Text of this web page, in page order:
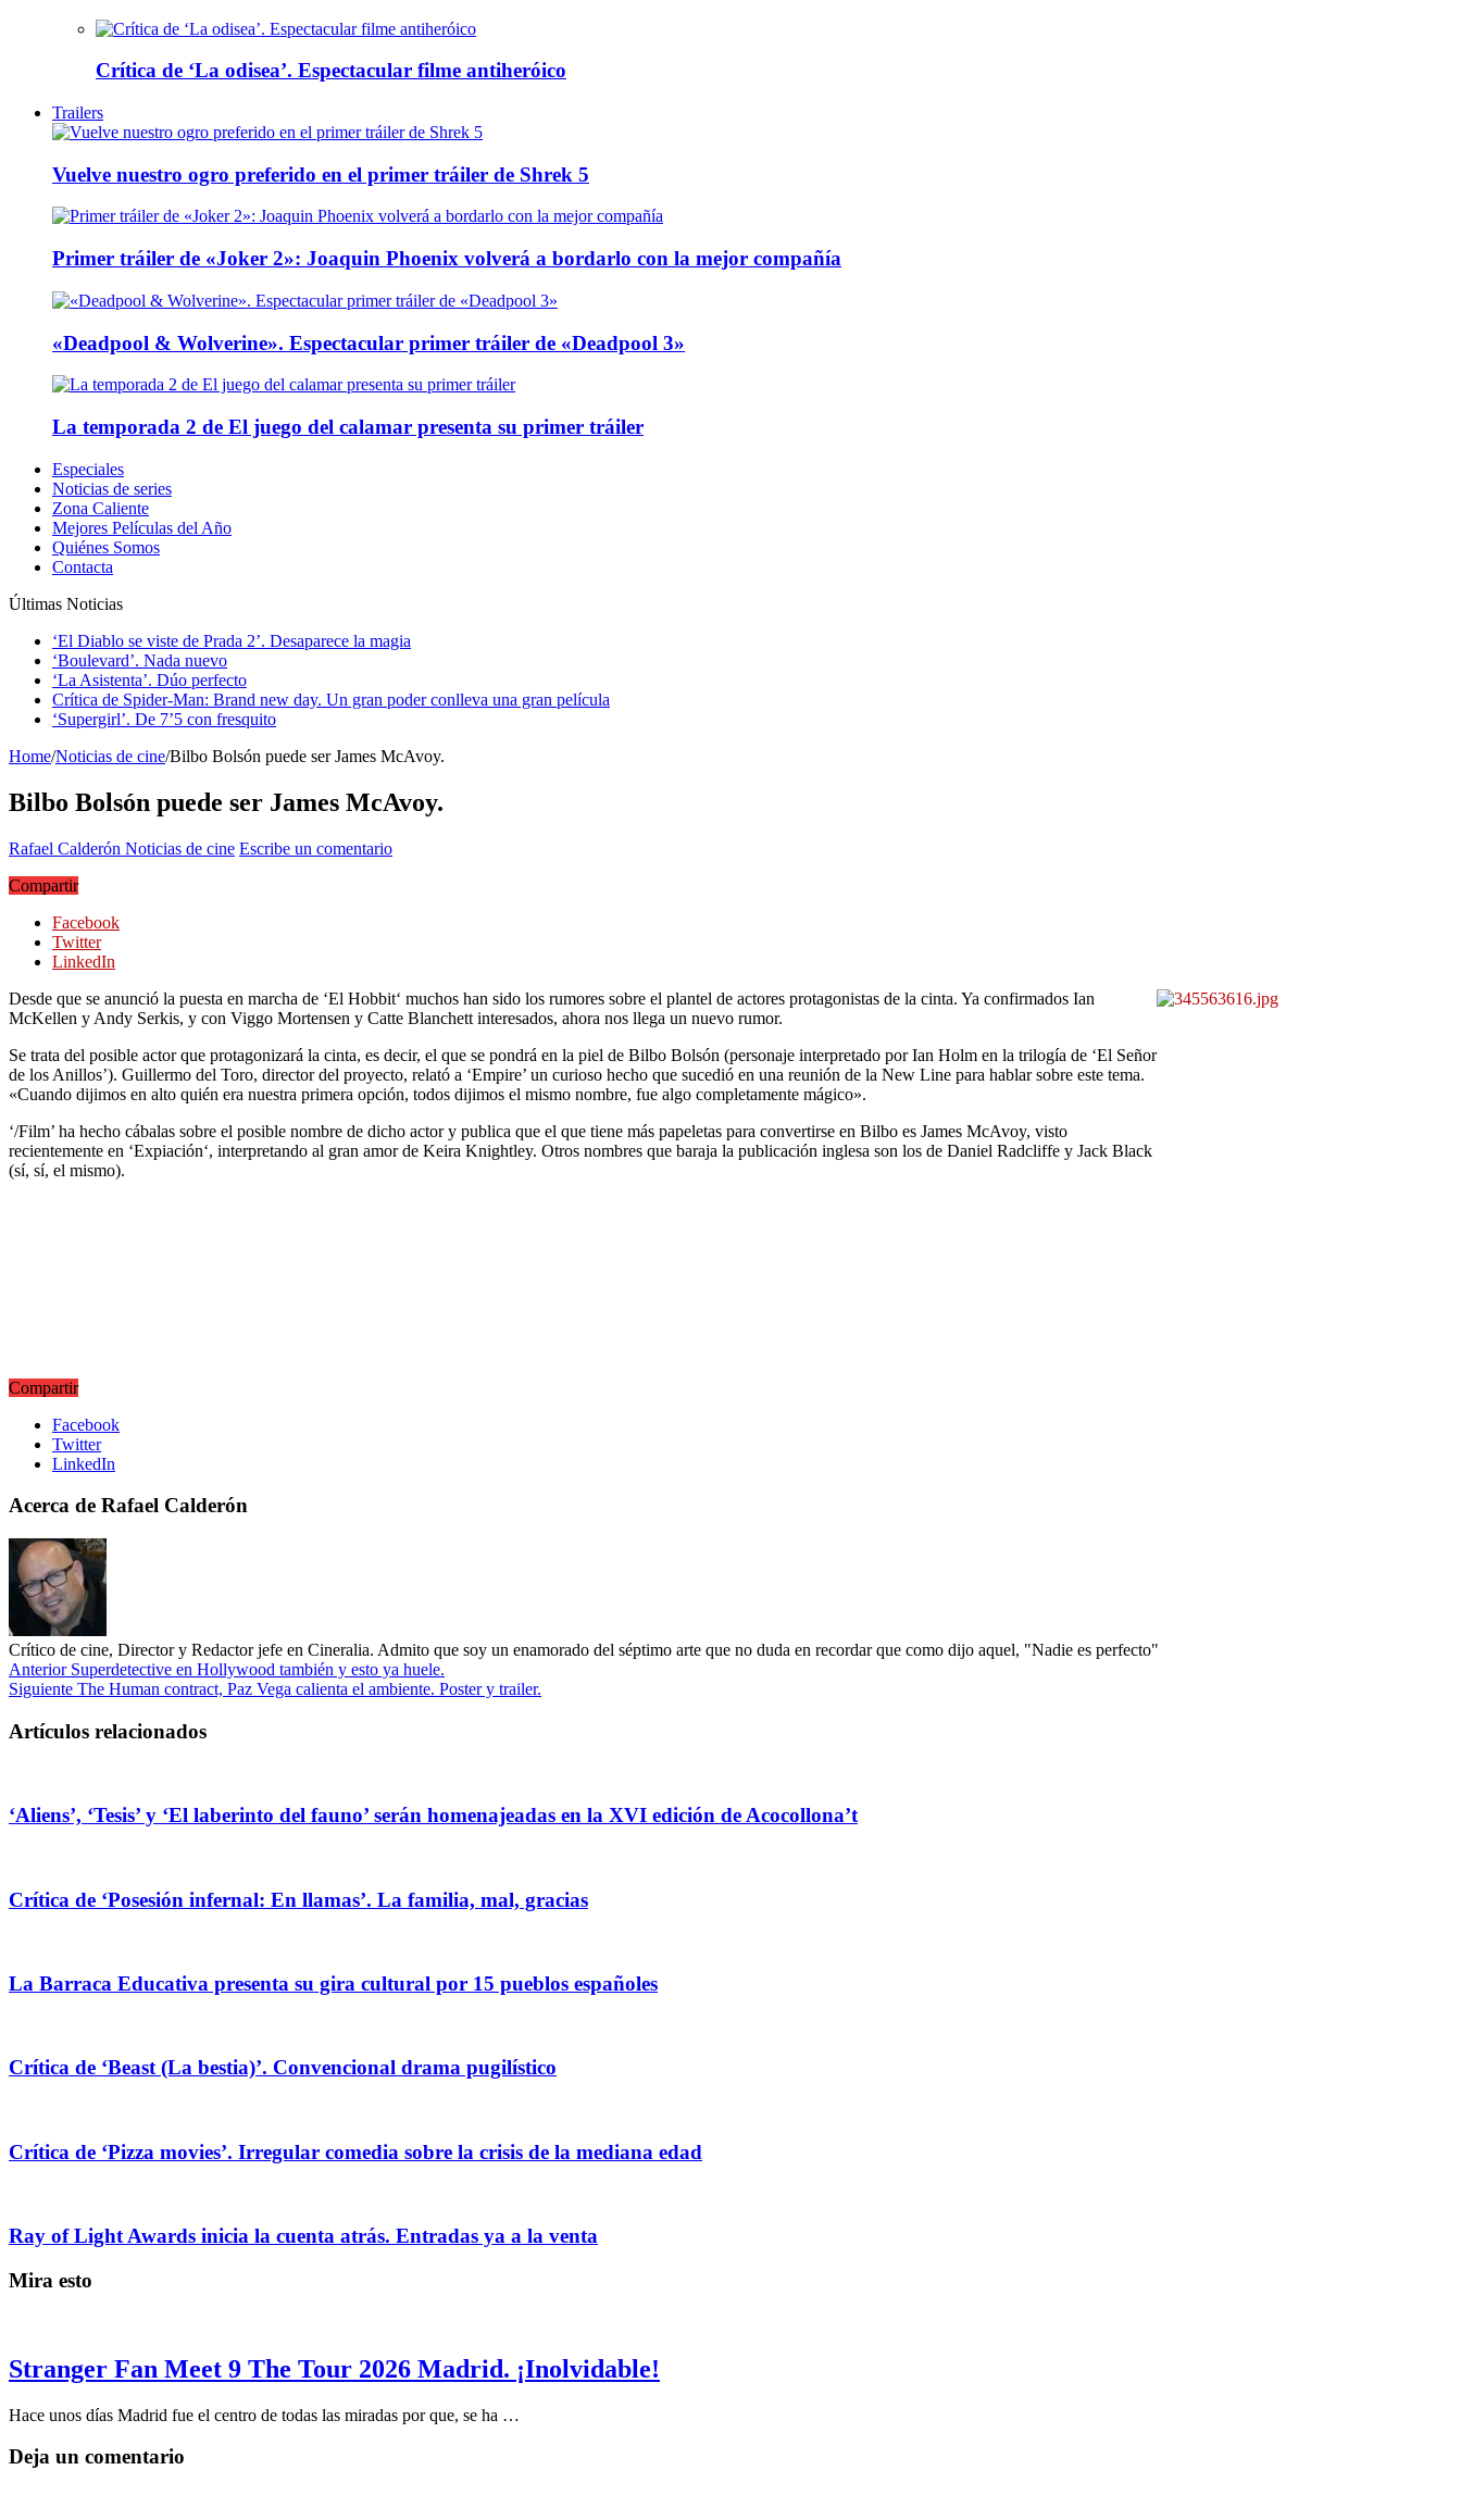
Crítica de ‘La odisea’. Espectacular filme antiheróico
Trailers
Vuelve nuestro ogro preferido en el primer tráiler de Shrek 5
Primer tráiler de «Joker 2»: Joaquin Phoenix volverá a bordarlo con la mejor compañía
«Deadpool & Wolverine». Espectacular primer tráiler de «Deadpool 3»
La temporada 2 de El juego del calamar presenta su primer tráiler
Especiales
Noticias de series
Zona Caliente
Mejores Películas del Año
Quiénes Somos
Contacta
Últimas Noticias
‘El Diablo se viste de Prada 2’. Desaparece la magia
‘Boulevard’. Nada nuevo
‘La Asistenta’. Dúo perfecto
Crítica de Spider-Man: Brand new day. Un gran poder conlleva una gran película
‘Supergirl’. De 7’5 con fresquito
Home/Noticias de cine/Bilbo Bolsón puede ser James McAvoy.
Bilbo Bolsón puede ser James McAvoy.
Rafael Calderón Noticias de cine Escribe un comentario
Compartir
Facebook
Twitter
LinkedIn
Desde que se anunció la puesta en marcha de ‘El Hobbit‘ muchos han sido los rumores sobre el plantel de actores protagonistas de la cinta. Ya confirmados Ian
McKellen y Andy Serkis, y con Viggo Mortensen y Catte Blanchett interesados, ahora nos llega un nuevo rumor.
Se trata del posible actor que protagonizará la cinta, es decir, el que se pondrá en la piel de Bilbo Bolsón (personaje interpretado por Ian Holm en la trilogía de ‘El Señor
de los Anillos’). Guillermo del Toro, director del proyecto, relató a ‘Empire’ un curioso hecho que sucedió en una reunión de la New Line para hablar sobre este tema.
«Cuando dijimos en alto quién era nuestra primera opción, todos dijimos el mismo nombre, fue algo completamente mágico».
‘/Film’ ha hecho cábalas sobre el posible nombre de dicho actor y publica que el que tiene más papeletas para convertirse en Bilbo es James McAvoy, visto
recientemente en ‘Expiación‘, interpretando al gran amor de Keira Knightley. Otros nombres que baraja la publicación inglesa son los de Daniel Radcliffe y Jack Black
(sí, sí, el mismo).
Compartir
Facebook
Twitter
LinkedIn
Acerca de Rafael Calderón
Crítico de cine, Director y Redactor jefe en Cineralia. Admito que soy un enamorado del séptimo arte que no duda en recordar que como dijo aquel, "Nadie es perfecto"
AnteriorSuperdetective en Hollywood también y esto ya huele.
Siguiente The Human contract, Paz Vega calienta el ambiente. Poster y trailer.
Artículos relacionados
‘Aliens’, ‘Tesis’ y ‘El laberinto del fauno’ serán homenajeadas en la XVI edición de Acocollona’t
Crítica de ‘Posesión infernal: En llamas’. La familia, mal, gracias
La Barraca Educativa presenta su gira cultural por 15 pueblos españoles
Crítica de ‘Beast (La bestia)’. Convencional drama pugilístico
Crítica de ‘Pizza movies’. Irregular comedia sobre la crisis de la mediana edad
Ray of Light Awards inicia la cuenta atrás. Entradas ya a la venta
Mira esto
Stranger Fan Meet 9 The Tour 2026 Madrid. ¡Inolvidable!
Hace unos días Madrid fue el centro de todas las miradas por que, se ha …
Deja un comentario